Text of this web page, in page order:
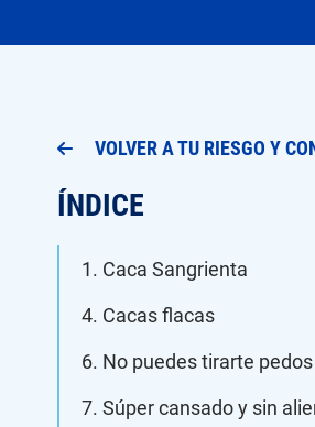
VOLVER A TU RIESGO Y
ÍNDICE
1. Caca Sangrienta
4. Cacas flacas
6. No puedes tirarte pedos
7. Súper cansado y sin